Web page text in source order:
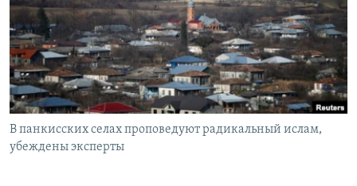
ПОДПИШИТЕСЬ НА РАССЫЛКУ
СОЦИАЛЬНЫЕ СЕТИ
В панкисских селах проповедуют радикальный ислам,
убеждены эксперты